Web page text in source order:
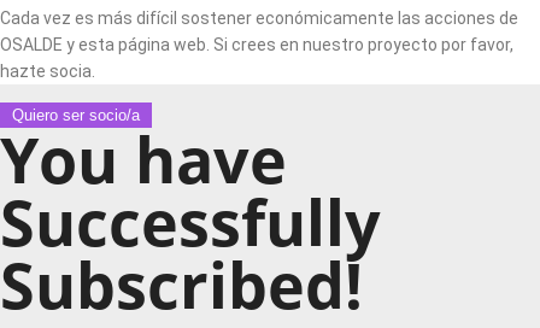
Cada vez es más difícil sostener económicamente las acciones de
OSALDE y esta página web. Si crees en nuestro proyecto por favor,
hazte socia.
Quiero ser socio/a
You have
Successfully
Subscribed!